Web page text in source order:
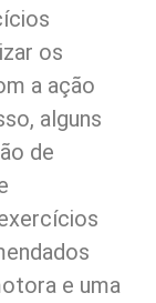
os
a ação
alguns
de
e uma